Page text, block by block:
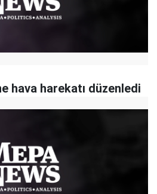
hava harekatı düzenledi